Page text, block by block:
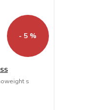
- 5 %
s